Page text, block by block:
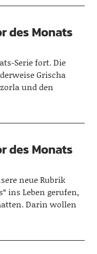
des Monats
Serie fort. Die
Grischa
und den
des Monats
neue Rubrik
ins Leben gerufen,
Darin wollen